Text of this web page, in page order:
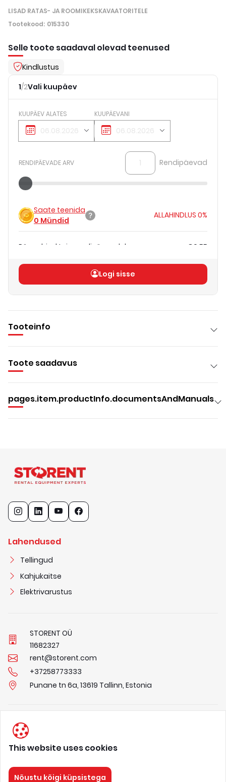
LISAD RATAS- JA ROOMIKEKSKAVAATORITELE
Tootekood: 015330
Selle toote saadaval olevad teenused
Kindlustus
1/2Vali kuupäev
KUUPÄEV ALATES KUUPÄEVANI
RENDIPÄEVADE ARV Rendipäevad
Saate teenida
0 Mündid
ALLAHINDLUS 0%
Päevahind teie rendipäevadele €0.55
ilma KM-ta)Logi sisse
Tooteinfo
Toote saadavus
pages.item.productInfo.documentsAndManuals
Lahendused
Tellingud
Kahjukaitse
Elektrivarustus
STORENT OÜ
11682327
rent@storent.com
+37258773333
Punane tn 6a, 13619 Tallinn, Estonia
Privaatsuspõhimõtted
Meist
This website uses cookies
Nõustu kõigi küpsistega